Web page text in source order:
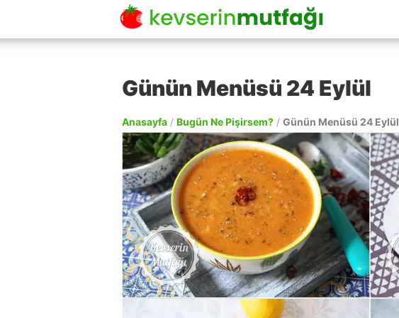
Günün Menüsü 24 Eylül
Anasayfa / Bugün Ne Pişirsem? / Günün Menüsü 24 Eylül